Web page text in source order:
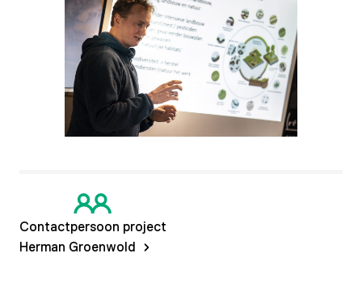
Contactpersoon project
Herman Groenwold